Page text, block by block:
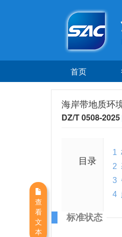
首页
查
看
文
本
海岸带地质环
DZ/T 0508-2025
目录
1
2
3
4
标准状态